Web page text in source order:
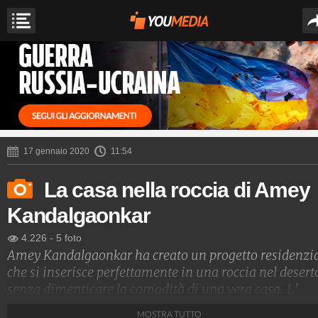
17 gennaio 2020 11:54
La casa nella roccia di Amey
Kandalgaonkar
4.226 - 5 foto
Amey Kandalgaonkar ha creato un progetto
che si inserisce perfettamente in una roccia nel
senza dimenticare la comodità di una vera casa. L’
MOSTRA TUTTO